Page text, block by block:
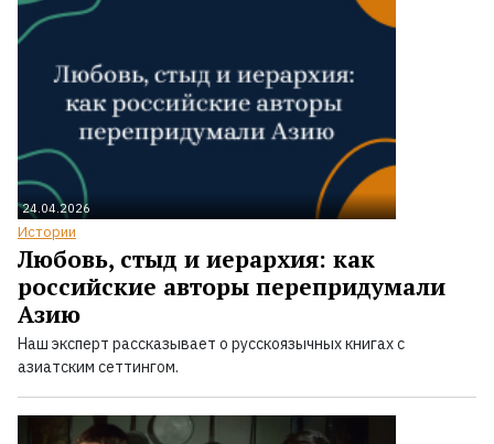
24.04.2026
Истории
Любовь, стыд и иерархия: как
российские авторы перепридумали
Азию
Наш эксперт рассказывает о русскоязычных книгах с
азиатским сеттингом.